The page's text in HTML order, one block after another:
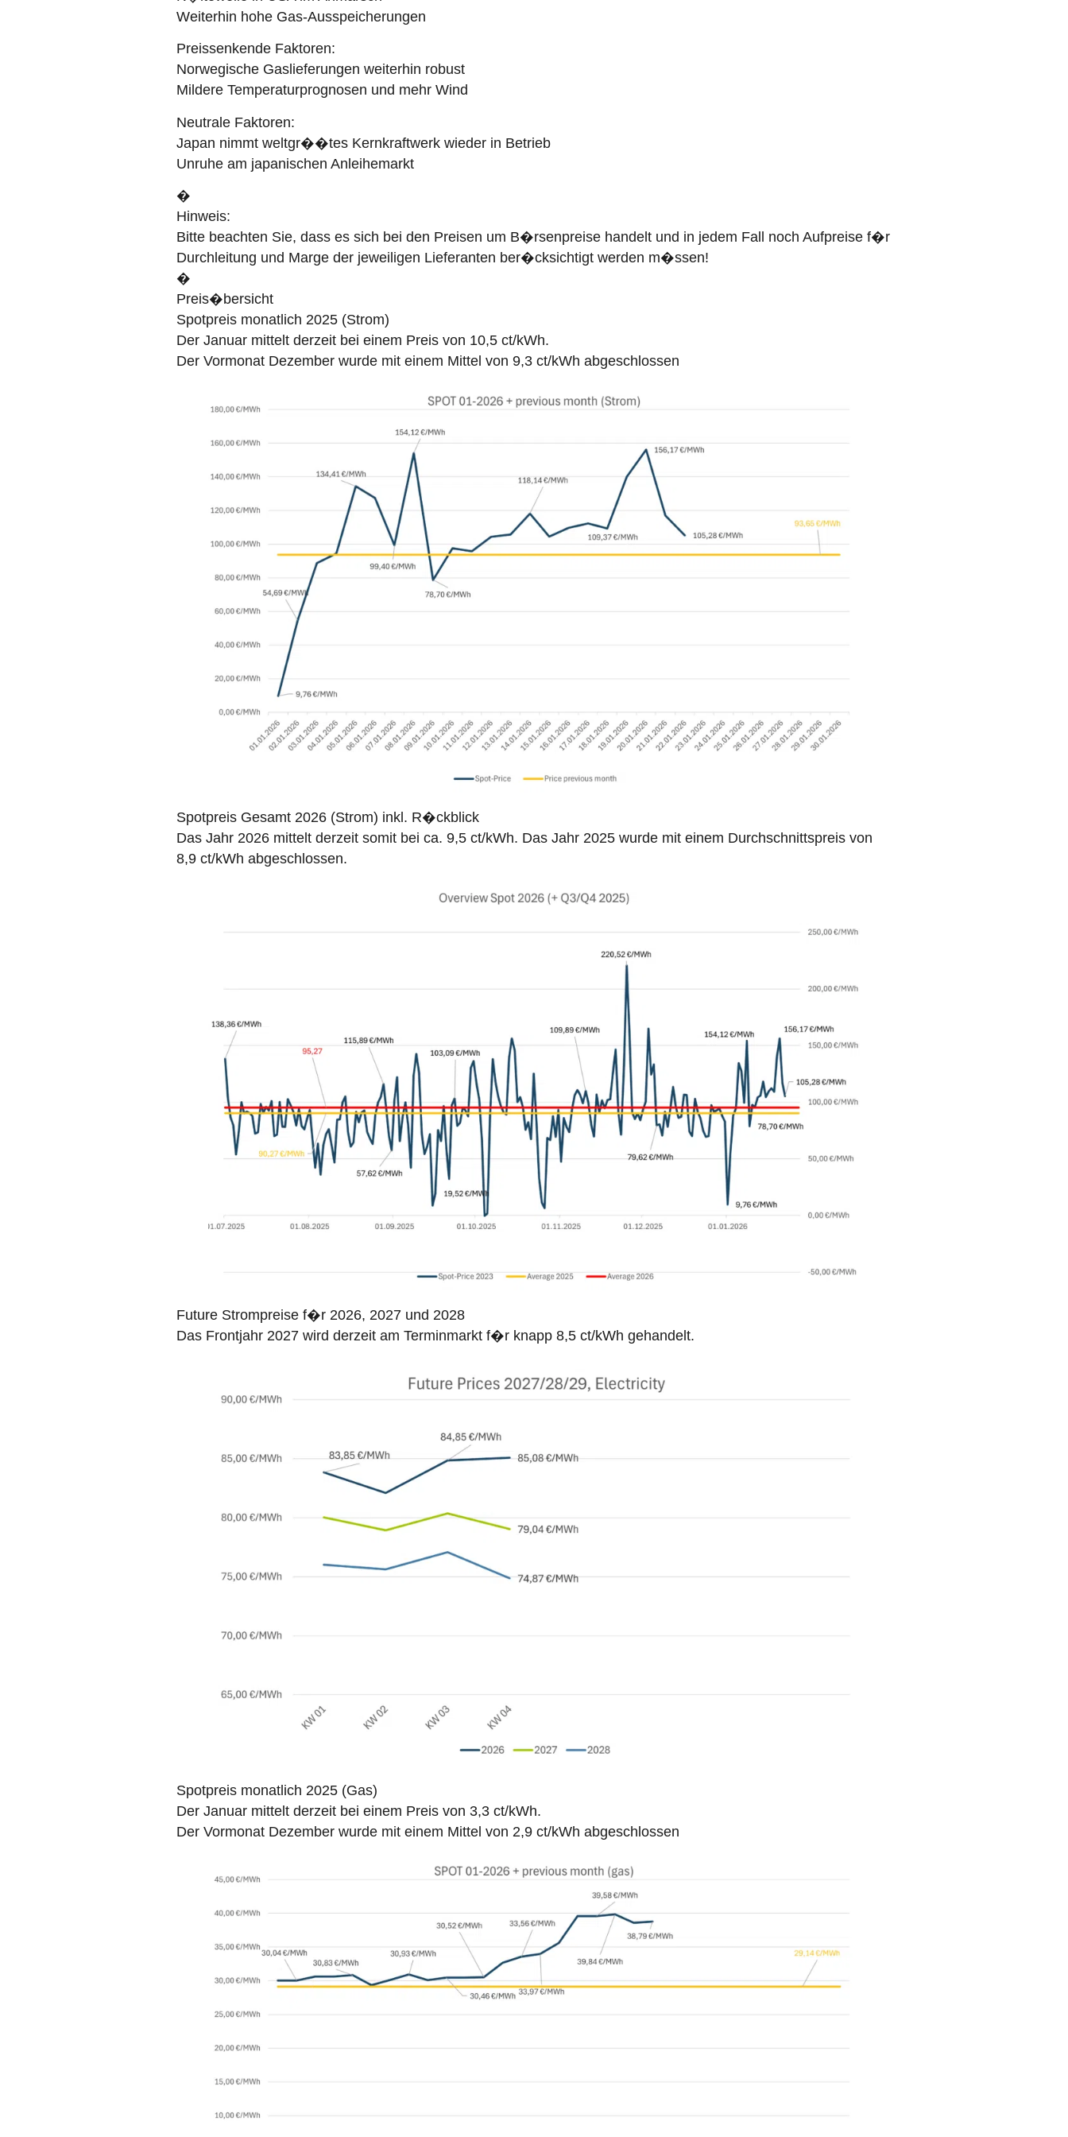
Weiterhin hohe Gas-Ausspeicherungen
Preissenkende Faktoren:
Norwegische Gaslieferungen weiterhin robust
Mildere Temperaturprognosen und mehr Wind
Neutrale Faktoren:
Japan nimmt weltgr��tes Kernkraftwerk wieder in Betrieb
Unruhe am japanischen Anleihemarkt
�
Hinweis:
Bitte beachten Sie, dass es sich bei den Preisen um B�rsenpreise handelt und in jedem Fall noch Aufpreise f�r
Durchleitung und Marge der jeweiligen Lieferanten ber�cksichtigt werden m�ssen!
�
Preis�bersicht
Spotpreis monatlich 2025 (Strom)
Der Januar mittelt derzeit bei einem Preis von 10,5 ct/kWh.
Der Vormonat Dezember wurde mit einem Mittel von 9,3 ct/kWh abgeschlossen
Spotpreis Gesamt 2026 (Strom) inkl. R�ckblick
Das Jahr 2026 mittelt derzeit somit bei ca. 9,5 ct/kWh. Das Jahr 2025 wurde mit einem Durchschnittspreis von
8,9 ct/kWh abgeschlossen.
Future Strompreise f�r 2026, 2027 und 2028
Das Frontjahr 2027 wird derzeit am Terminmarkt f�r knapp 8,5 ct/kWh gehandelt.
Spotpreis monatlich 2025 (Gas)
Der Januar mittelt derzeit bei einem Preis von 3,3 ct/kWh.
Der Vormonat Dezember wurde mit einem Mittel von 2,9 ct/kWh abgeschlossen